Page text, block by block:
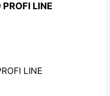
LINE
LINE